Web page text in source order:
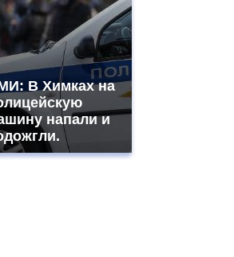
В Химках на
напали и